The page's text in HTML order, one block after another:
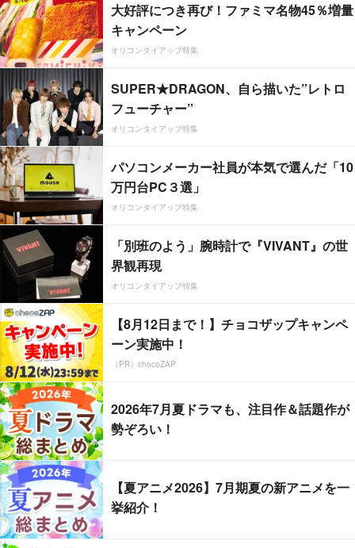
大好評につき再び！ファミマ名物45％増量
キャンペーン
オリコンタイアップ特集
SUPER★DRAGON、自ら描いた”レトロ
フューチャー”
オリコンタイアップ特集
パソコンメーカー社員が本気で選んだ「10
万円台PC３選」
オリコンタイアップ特集
「別班のよう」腕時計で『VIVANT』の世
界観再現
オリコンタイアップ特集
【8月12日まで！】チョコザップキャンペ
ーン実施中！
（PR）chocoZAP
2026年7月夏ドラマも、注目作＆話題作が
勢ぞろい！
【夏アニメ2026】7月期夏の新アニメを一
挙紹介！